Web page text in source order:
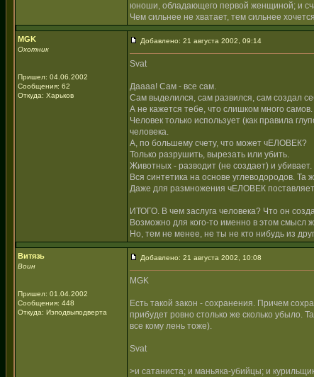
юноши, обладающего первой женщиной; и
Чем сильнее не хватает, тем сильнее
MGK
Охотник
Пришел: 04.06.2002
Сообщения: 62
Откуда: Харьков
Добавлено: 21 августа 2002, 09:14
Svat
Даааа! Сам - все сам.
Сам выделился, сам развился, сам создал
А не кажется тебе, что слишком много самов.
Человек только использует (как правила
человека.
А, по большему счету, что может чЕЛОВЕК?
Только разрушить, вырезать или убить.
Животных - разводит (не создает) и
Вся синтетика на основе углеводородов.
Даже для размножения чЕЛОВЕК поставляет
ИТОГО. В чем заслуга человека? Что он
Возможно для кого-то именно в этом смысл
Но, тем не менее, не ты не кто нибудь из
Витязь
Воин
Пришел: 01.04.2002
Сообщения: 448
Откуда: Изподвыподверта
Добавлено: 21 августа 2002, 10:08
MGK
Есть такой закон - сохранения. Причем
прибудет ровно столько же сколько убыло.
все кому лень тоже).
Svat
>и сатаниста; и маньяка-убийцы; и